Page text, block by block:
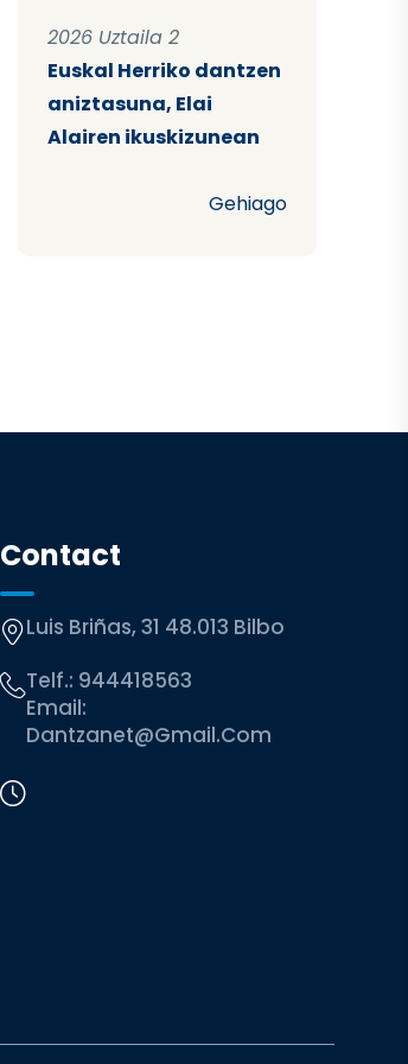
2026 Uztaila 2
Euskal Herriko dantzen
aniztasuna, Elai
Alairen ikuskizunean
Gehiago
Contact
Luis Briñas, 31 48.013 Bilbo
Telf.: 944418563
Email:
Dantzanet@gmail.com